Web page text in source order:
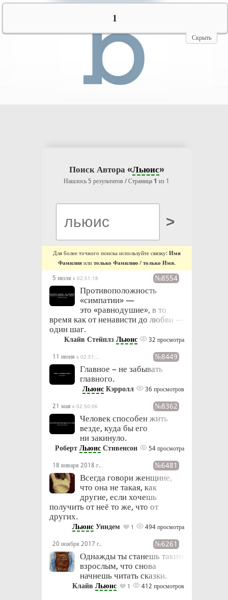
Поиск Автора «Льюис»
Нашлось 5 результатов / Страница 1 из 1
Для более точного поиска используйте связку: Имя
Фамилияили только Фамилию/ только Имя.
5 июля в 02:51:18 №8554
Противоположность
«симпатии» —
это «равнодушие», в то
время как от ненависти до любви —
один шаг.
Клайв Стейплз Льюис 32 просмотра
11 июня №8449
Главное – не забывать
главного.
ЛьюисКэрролл 36 просмотров
21 мая в 02:50:06 №8362
Человек способен жить
везде, куда бы его
ни закинуло.
Роберт ЛьюисСтивенсон 54 просмотра
18 января 2018 г.в 20:54 №6481
Всегда говори женщине,
что она не такая, как
другие, если хочешь
получить от неё то же, что от
других.
ЛьюисУиндем 1 494 просмотра
20 ноября 2017 г.в 18:08 №6261
Однажды ты станешь таким
взрослым, что снова
начнешь читать сказки.
Клайв Льюис 1 412 просмотров
Скрыть
1